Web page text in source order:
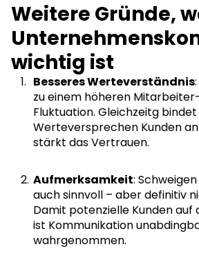
Weitere Gründe,
wichtig ist
Besseres Werteverständnis
zu einem höheren
Fluktuation. Gleichzeitg
Werteversprechen Kunden
stärkt das Vertrauen.
Aufmerksamkeit:
auch sinnvoll – aber definitiv
Damit potenzielle Kunden
ist Kommunikation
wahrgenommen.